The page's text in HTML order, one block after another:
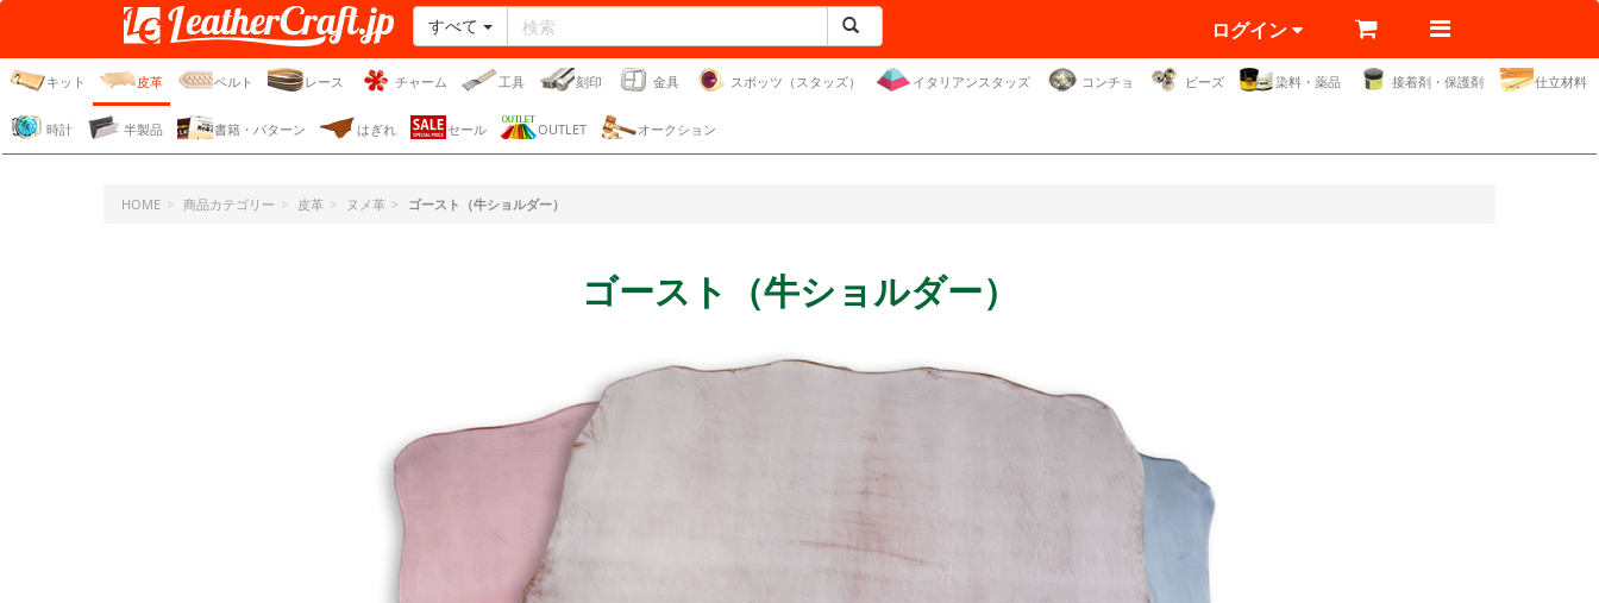
レザークラフト・ドット・
ジェーピー
すべて ログイン
キット 皮革 ベルト レース チャーム 工具 刻印 金具 スポッツ（スタッズ） イタリアンスタッズ コンチョ ビーズ 染料・薬品 接着剤・保護剤 仕立材料
時計 半製品 書籍・パターン はぎれ セール OUTLET オークション
HOME 商品カテゴリー 皮革 ヌメ革 ゴースト（牛ショルダー）
ゴースト（牛ショルダー）